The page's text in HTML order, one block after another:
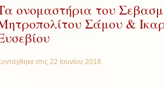
ονομαστήρια του
Σάμου &
στις 22 Ιουνίου 2018.